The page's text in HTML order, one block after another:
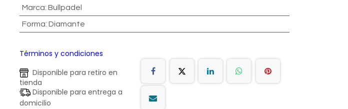
Marca: Bullpadel
Forma: Diamante
Términos y condiciones
Disponible para retiro en
tienda
Disponible para entrega a
domicilio